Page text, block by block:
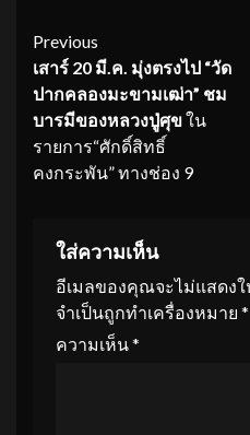
Continue
Reading
Previous
เสาร์ 20 มี.ค. มุ่งตรงไป “วัด
ปากคลองมะขามเฒ่า” ชม
บารมีของหลวงปู่ศุขใน
รายการ“ศักดิ์สิทธิ์
คงกระพัน” ทางช่อง 9
ใส่ความเห็น
อีเมลของคุณจะไม่แสดง
จำเป็นถูกทำเครื่องหมาย *
ความเห็น*